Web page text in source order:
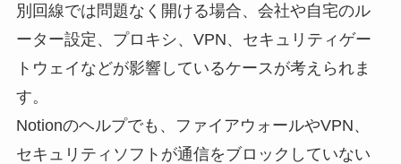
別回線では問題なく開ける場合、会社や自宅のル
ーター設定、プロキシ、VPN、セキュリティゲー
トウェイなどが影響しているケースが考えられま
す。
Notionのヘルプでも、ファイアウォールやVPN、
セキュリティソフトが通信をブロックしていない